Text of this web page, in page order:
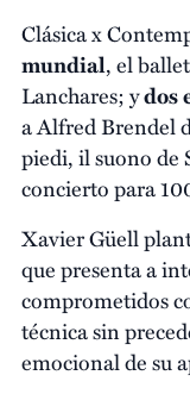
Clásica x
mundial, el
Lanchares; ydos
a Alfred Brendel
piedi, il suono de
concierto para
Xavier Güell
que presenta a
comprometidos
técnica sin
emocional de su